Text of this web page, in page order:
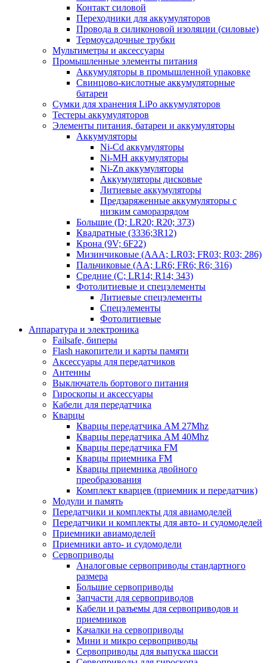
Контакт силовой
Переходники для аккумуляторов
Провода в силиконовой изоляции (силовые)
Термоусадочные трубки
Мультиметры и аксессуары
Промышленные элементы питания
Аккумуляторы в промышленной упаковке
Свинцово-кислотные аккумуляторные
батареи
Сумки для хранения LiPo аккумуляторов
Тестеры аккумуляторов
Элементы питания, батареи и аккумуляторы
Аккумуляторы
Ni-Cd аккумуляторы
Ni-MH аккумуляторы
Ni-Zn аккумуляторы
Аккумуляторы дисковые
Литиевые аккумуляторы
Предзаряженные аккумуляторы с
низким саморазрядом
Большие (D; LR20; R20; 373)
Квадратные (3336;3R12)
Крона (9V; 6F22)
Мизинчиковые (AAA; LR03; FR03; R03; 286)
Пальчиковые (AA; LR6; FR6; R6; 316)
Средние (C; LR14; R14; 343)
Фотолитиевые и спецэлементы
Литиевые спецэлементы
Спецэлементы
Фотолитиевые
Аппаратура и электроника
Failsafe, биперы
Flash накопители и карты памяти
Аксессуары для передатчиков
Антенны
Выключатель бортового питания
Гироскопы и аксессуары
Кабели для передатчика
Кварцы
Кварцы передатчика AM 27Mhz
Кварцы передатчика AM 40Mhz
Кварцы передатчика FM
Кварцы приемника FM
Кварцы приемника двойного
преобразования
Комплект кварцев (приемник и передатчик)
Модули и память
Передатчики и комплекты для авиамоделей
Передатчики и комплекты для авто- и судомоделей
Приемники авиамоделей
Приемники авто- и судомодели
Сервоприводы
Аналоговые сервоприводы стандартного
размера
Большие сервоприводы
Запчасти для сервоприводов
Кабели и разъемы для сервоприводов и
приемников
Качалки на сервоприводы
Мини и микро сервоприводы
Сервоприводы для выпуска шасси